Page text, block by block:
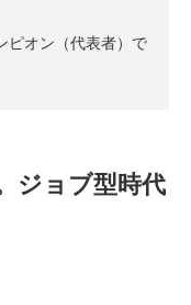
ピオン（代表者）で
ジョブ型時代